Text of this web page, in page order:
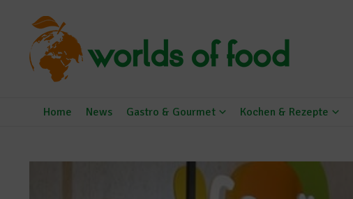
Home News Gastro & Gourmet Kochen & Rezepte